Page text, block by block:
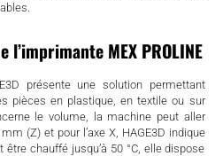
MEX PROLINE
présente une solution permettant
pièces en plastique, en textile ou sur
le volume, la machine peut aller
(Z) et pour l’axe X, HAGE3D indique
être chauffé jusqu’à 50 °C, elle dispose